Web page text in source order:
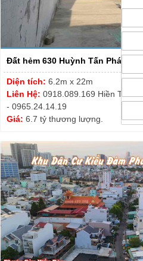
Đất hẻm 630 Huỳnh Tấn Phát, P.
Diện tích: 6.2m x 22m
Liên Hệ: 0918.089.169 Hiền
- 0965.24.14.19
Giá: 6.7 tỷ thương lượng.